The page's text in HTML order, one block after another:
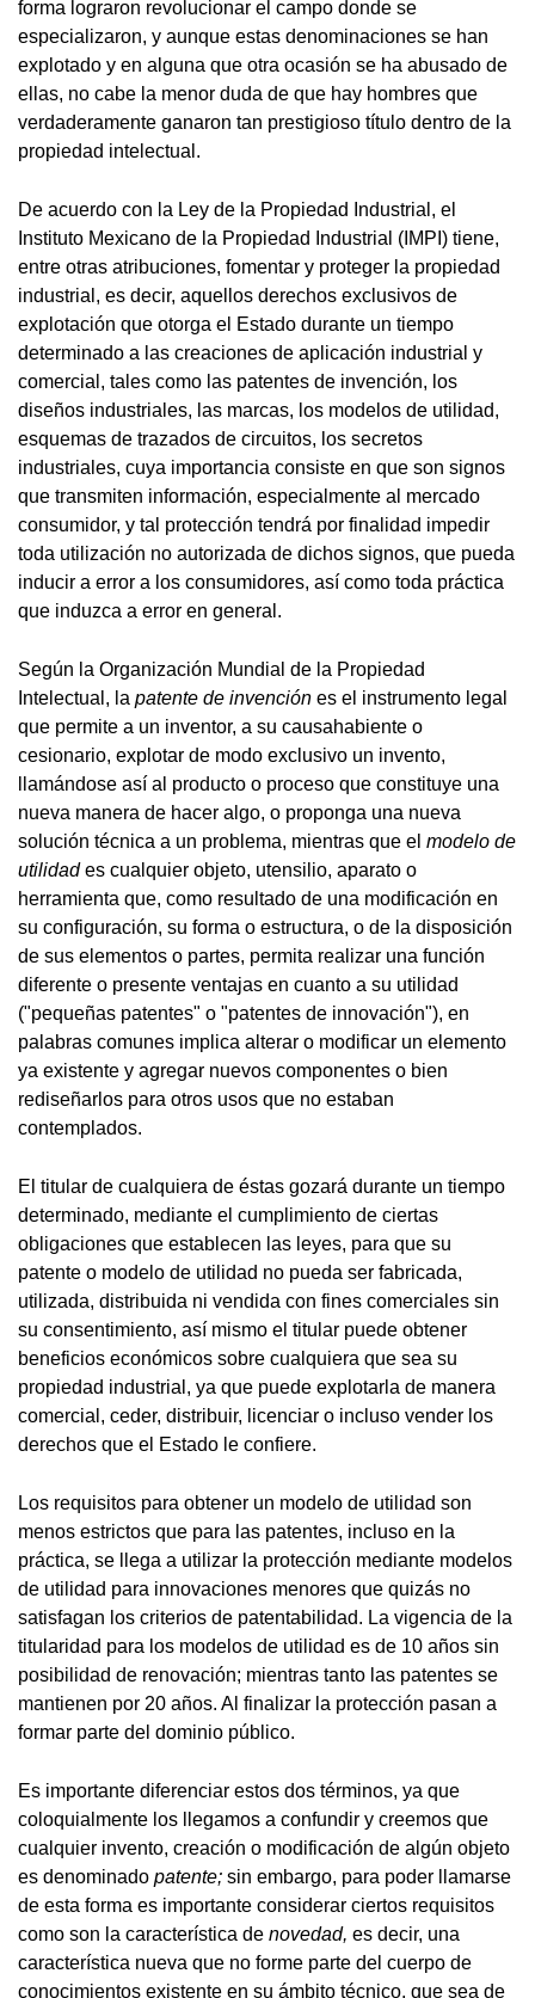
forma lograron revolucionar el campo donde se
especializaron, y aunque estas denominaciones se han
explotado y en alguna que otra ocasión se ha abusado de
ellas, no cabe la menor duda de que hay hombres que
verdaderamente ganaron tan prestigioso título dentro de la
propiedad intelectual.
De acuerdo con la Ley de la Propiedad Industrial, el
Instituto Mexicano de la Propiedad Industrial (IMPI) tiene,
entre otras atribuciones, fomentar y proteger la propiedad
industrial, es decir, aquellos derechos exclusivos de
explotación que otorga el Estado durante un tiempo
determinado a las creaciones de aplicación industrial y
comercial, tales como las patentes de invención, los
diseños industriales, las marcas, los modelos de utilidad,
esquemas de trazados de circuitos, los secretos
industriales, cuya importancia consiste en que son signos
que transmiten información, especialmente al mercado
consumidor, y tal protección tendrá por finalidad impedir
toda utilización no autorizada de dichos signos, que pueda
inducir a error a los consumidores, así como toda práctica
que induzca a error en general.
Según la Organización Mundial de la Propiedad
Intelectual, la patente de invención es el instrumento legal
que permite a un inventor, a su causahabiente o
cesionario, explotar de modo exclusivo un invento,
llamándose así al producto o proceso que constituye una
nueva manera de hacer algo, o proponga una nueva
solución técnica a un problema, mientras que el modelo de
utilidades cualquier objeto, utensilio, aparato o
herramienta que, como resultado de una modificación en
su configuración, su forma o estructura, o de la disposición
de sus elementos o partes, permita realizar una función
diferente o presente ventajas en cuanto a su utilidad
("pequeñas patentes" o "patentes de innovación"), en
palabras comunes implica alterar o modificar un elemento
ya existente y agregar nuevos componentes o bien
rediseñarlos para otros usos que no estaban
contemplados.
El titular de cualquiera de éstas gozará durante un tiempo
determinado, mediante el cumplimiento de ciertas
obligaciones que establecen las leyes, para que su
patente o modelo de utilidad no pueda ser fabricada,
utilizada, distribuida ni vendida con fines comerciales sin
su consentimiento, así mismo el titular puede obtener
beneficios económicos sobre cualquiera que sea su
propiedad industrial, ya que puede explotarla de manera
comercial, ceder, distribuir, licenciar o incluso vender los
derechos que el Estado le confiere.
Los requisitos para obtener un modelo de utilidad son
menos estrictos que para las patentes, incluso en la
práctica, se llega a utilizar la protección mediante modelos
de utilidad para innovaciones menores que quizás no
satisfagan los criterios de patentabilidad. La vigencia de la
titularidad para los modelos de utilidad es de 10 años sin
posibilidad de renovación; mientras tanto las patentes se
mantienen por 20 años. Al finalizar la protección pasan a
formar parte del dominio público.
Es importante diferenciar estos dos términos, ya que
coloquialmente los llegamos a confundir y creemos que
cualquier invento, creación o modificación de algún objeto
es denominado patente; sin embargo, para poder llamarse
de esta forma es importante considerar ciertos requisitos
como son la característica de novedad, es decir, una
característica nueva que no forme parte del cuerpo de
conocimientos existente en su ámbito técnico, que sea de